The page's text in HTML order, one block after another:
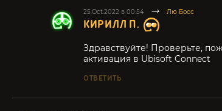
25.Oct.2022 в 00:54 Лю Босс
КИРИЛЛ П.
Здравствуйте! Проверьте,
активация в Ubisoft Connect
ОТВЕТИТЬ